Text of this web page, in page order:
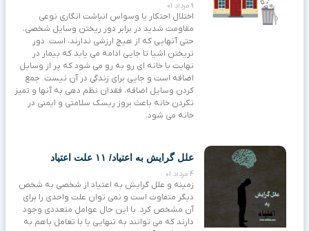
9 مرداد 01
اختلال احتکار یا وسواس انباشت انگاری نوعی
مقاومت شدید در برابر دور ریختن وسایل شخصی،
حتی آنهایی که از هیچ ارزشی ندارند، است. دور
نریختن اشیا تا جایی ادامه می یابد که بیمار در
نهایت با خانه ای رو به رو می شود که پر از وسایل
اضافه است و جایی برای زندگی در آن نیست. جمع
کردن وسایل اضافه، فقدان نظم دهی به آنها و تمیز
نکردن خانه باعث بروز ریسک سلامتی و ایمنی در
خانه می شود.
علل گرایش به اعتیاد/ ۱۱ علت اعتیاد
4 مرداد 01
زمینه و علل گرایش به اعتیاد از شخصی به شخص
دیگر متفاوت است و نمی توان علت واحدی را برای
آن مشخص کرد. با این حال عوامل متعددی وجود
دارند که می توانند به تنهایی یا با تعامل باهم به